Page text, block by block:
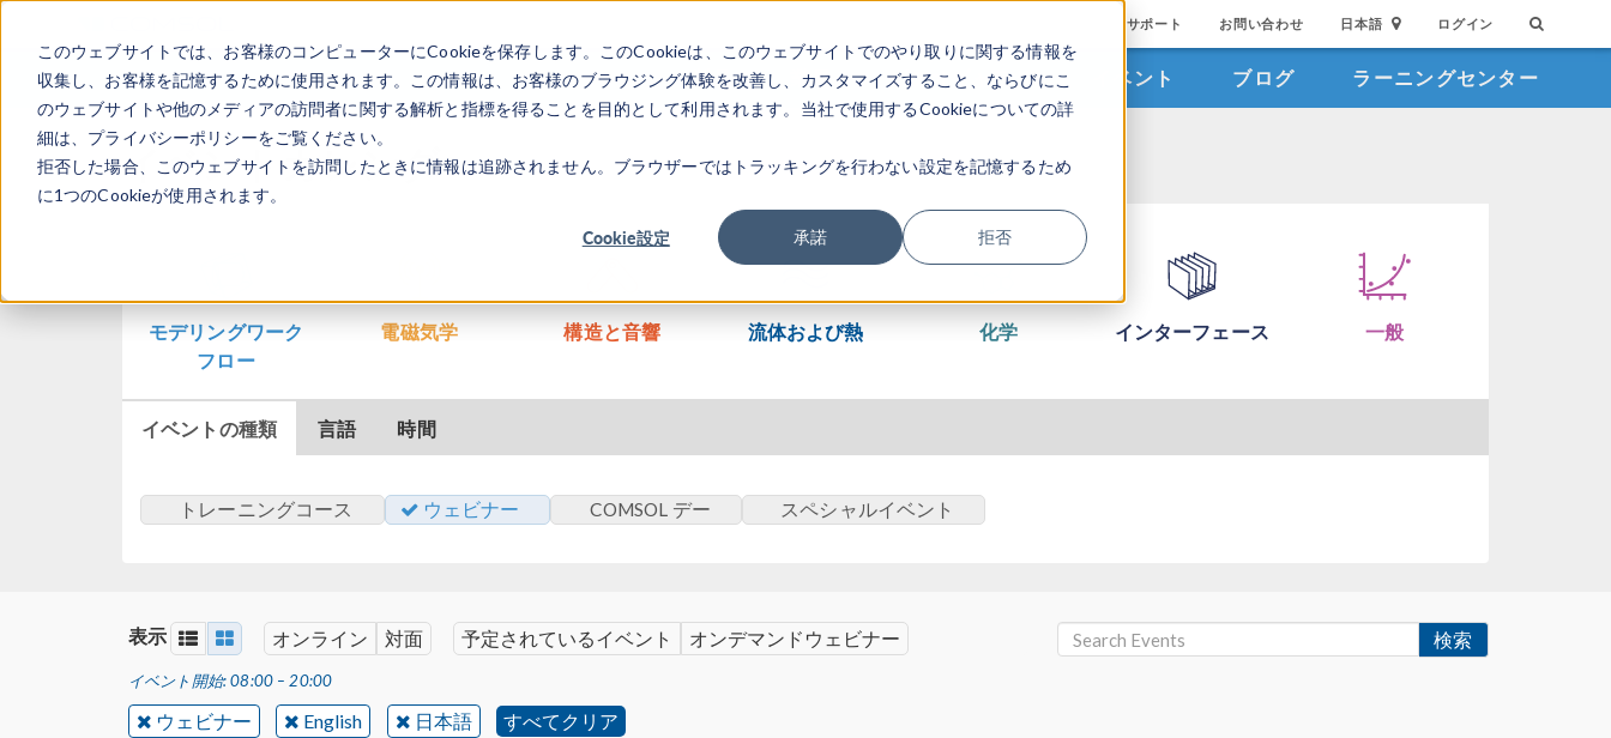
このウェブサイトでは、お客様のコンピューターにCookieを保存します。このCookieは、このウェブサイトでのやり取りに関する情報を
収集し、お客様を記憶するために使用されます。この情報は、お客様のブラウジング体験を改善し、カスタマイズすること、ならびにこ
のウェブサイトや他のメディアの訪問者に関する解析と指標を得ることを目的として利用されます。当社で使用するCookieについての詳
細は、プライバシーポリシーをご覧ください。
拒否した場合、このウェブサイトを訪問したときに情報は追跡されません。ブラウザーではトラッキングを行わない設定を記憶するため
に1つのCookieが使用されます。
Cookie設定 承諾 拒否
サポート お問い合わせ 日本語 ログイン
製品 業界 ビデオギャラリ イベント ブログ ラーニングセンター
イベントカレンダー
モデリングワーク
フロー
電磁気学 構造と音響 流体および熱 化学 インターフェース 一般
イベントの種類 言語 時間
トレーニングコース ウェビナー COMSOL デー スペシャルイベント
表示 オンライン 対面 予定されているイベント オンデマンドウェビナー 検索
イベント開始: 08:00 – 20:00
ウェビナー English 日本語 すべてクリア